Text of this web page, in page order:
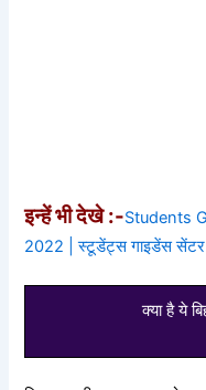
इन्हें भी देखे :-Students
2022 | स्टूडेंट्स गाइडेंस सेंटर
क्या है ये